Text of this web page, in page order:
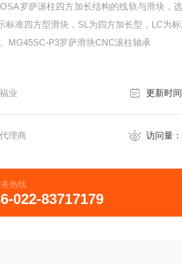
罗萨滚柱四方加长结构的线轨与滑块，
标准四方型滑块，SL为四方加长型，LC为
MG45SC-P3罗萨滑块CNC滚柱轴承
福业 更新时间
代理商 访问量：
务热线
022-83717179